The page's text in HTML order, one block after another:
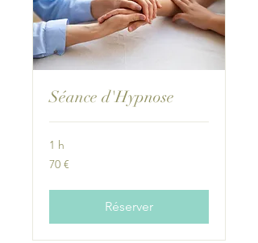
Séance d'Hypnose
1 h
70
euros
70 €
Réserver